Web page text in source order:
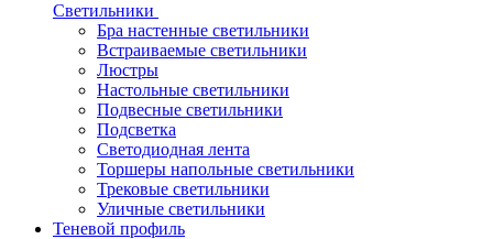
Светильники
Бра настенные светильники
Встраиваемые светильники
Люстры
Настольные светильники
Подвесные светильники
Подсветка
Светодиодная лента
Торшеры напольные светильники
Трековые светильники
Уличные светильники
Теневой профиль